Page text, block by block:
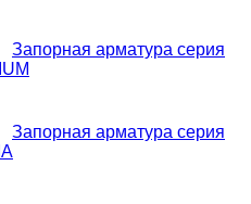
Запорная арматура серия
Запорная арматура серия